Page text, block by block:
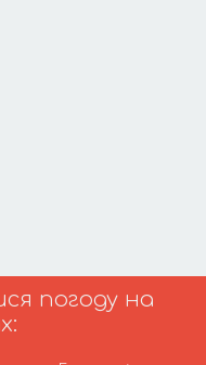
погоду на